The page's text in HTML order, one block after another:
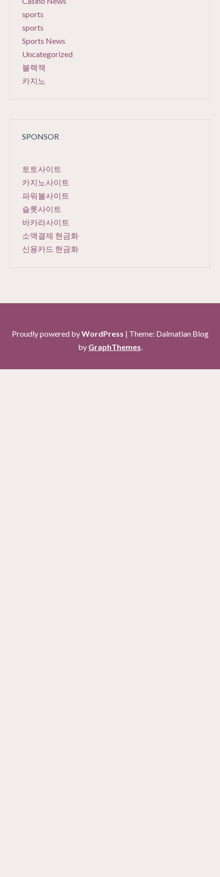
sports
sports
Sports News
Uncategorized
블랙잭
카지노
SPONSOR
토토사이트
카지노사이트
파워볼사이트
슬롯사이트
바카라사이트
소액결제 현금화
신용카드 현금화
Proudly powered byWordPress | Theme: Dalmatian Blog
by GraphThemes